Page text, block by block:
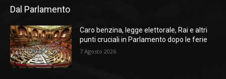
Dal Parlamento
Caro benzina, legge elettorale, Rai e altri
punti cruciali in Parlamento dopo le ferie
7 Agosto 2026